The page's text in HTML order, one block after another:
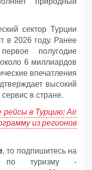
сектор Турции
в 2026 году. Ранее
полугодие
6 миллиардов
впечатления
высокий
в стране.
рейсы в Турцию: Air
из регионов
, то подпишитесь на
по туризму -